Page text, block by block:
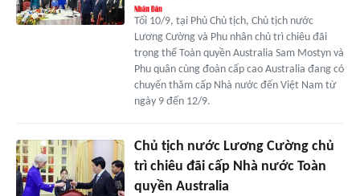
Tối 10/9, tại Phủ Chủ tịch, Chủ tịch nước
Lương Cường và Phu nhân chủ trì chiêu đãi
trọng thể Toàn quyền Australia Sam Mostyn và
Phu quân cùng đoàn cấp cao Australia đang có
chuyến thăm cấp Nhà nước đến Việt Nam từ
ngày 9 đến 12/9.
Chủ tịch nước Lương Cường chủ
trì chiêu đãi cấp Nhà nước Toàn
quyền Australia